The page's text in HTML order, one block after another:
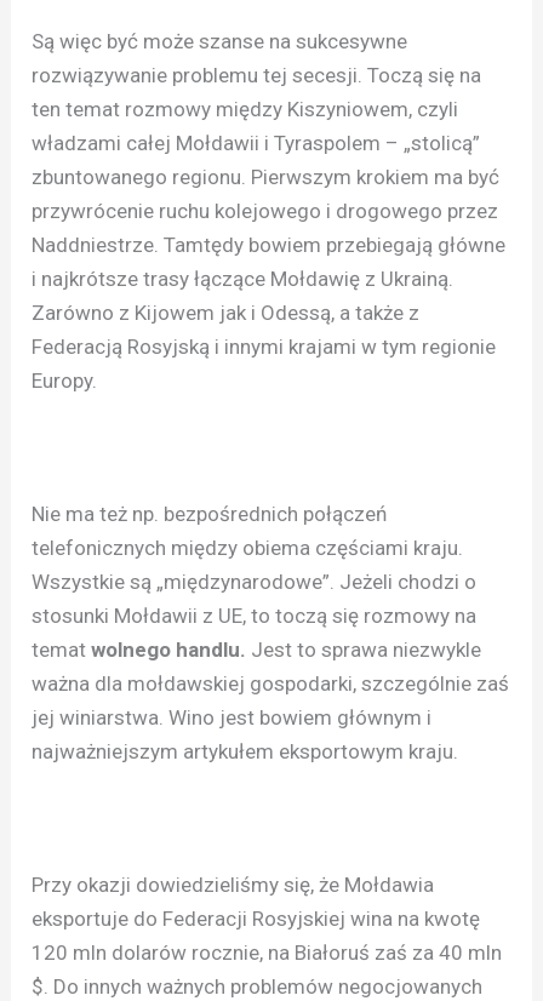
Są więc być może szanse na sukcesywne
rozwiązywanie problemu tej secesji. Toczą się na
ten temat rozmowy między Kiszyniowem, czyli
władzami całej Mołdawii i Tyraspolem – „stolicą”
zbuntowanego regionu. Pierwszym krokiem ma być
przywrócenie ruchu kolejowego i drogowego przez
Naddniestrze. Tamtędy bowiem przebiegają główne
i najkrótsze trasy łączące Mołdawię z Ukrainą.
Zarówno z Kijowem jak i Odessą, a także z
Federacją Rosyjską i innymi krajami w tym regionie
Europy.
Nie ma też np. bezpośrednich połączeń
telefonicznych między obiema częściami kraju.
Wszystkie są „międzynarodowe”. Jeżeli chodzi o
stosunki Mołdawii z UE, to toczą się rozmowy na
tematwolnego handlu. Jest to sprawa niezwykle
ważna dla mołdawskiej gospodarki, szczególnie zaś
jej winiarstwa. Wino jest bowiem głównym i
najważniejszym artykułem eksportowym kraju.
Przy okazji dowiedzieliśmy się, że Mołdawia
eksportuje do Federacji Rosyjskiej wina na kwotę
120 mln dolarów rocznie, na Białoruś zaś za 40 mln
$. Do innych ważnych problemów negocjowanych